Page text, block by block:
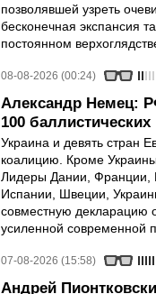
позволявшей узреть
бесконечная экспансия
постоянном
08-08-2026 (00:24)
Александр Немец:
100 баллистических
Украина и девять стран
коалицию. Кроме
Лидеры Дании, Франции,
Испании, Швеции,
совместную декларацию
усиленной современной
07-08-2026 (15:58)
Андрей